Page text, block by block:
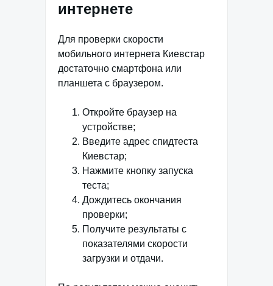
интернете
Для проверки скорости
мобильного интернета Киевстар
достаточно смартфона или
планшета с браузером.
Откройте браузер на
устройстве;
Введите адрес спидтеста
Киевстар;
Нажмите кнопку запуска
теста;
Дождитесь окончания
проверки;
Получите результаты с
показателями скорости
загрузки и отдачи.